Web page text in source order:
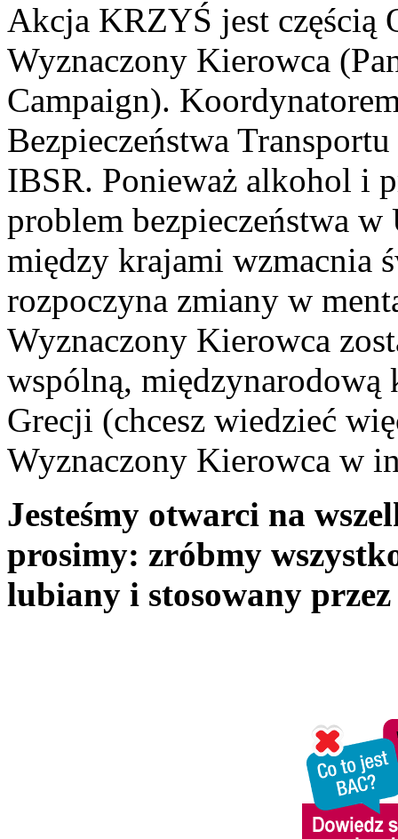
Akcja KRZYŚ jest częścią
Wyznaczony Kierowca
Campaign).
Bezpieczeństwa
IBSR. Ponieważ alkohol i
problem bezpieczeństwa
między krajami wzmacnia
rozpoczyna zmiany w
Wyznaczony Kierowca
wspólną,
Grecji (chcesz wiedzieć
Wyznaczony Kierowca w
Jesteśmy otwarci na
prosimy: zróbmy
lubiany i stosowany